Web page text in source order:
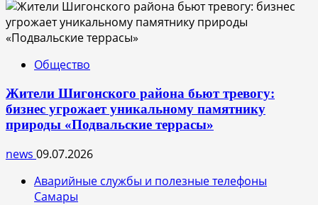
Общество
Жители Шигонского района бьют тревогу:
бизнес угрожает уникальному памятнику
природы «Подвальские террасы»
news 09.07.2026
Аварийные службы и полезные телефоны
Самары